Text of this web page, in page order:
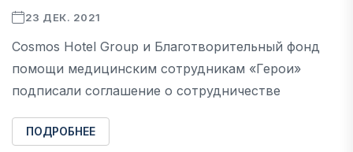
23 ДЕК. 2021
Cosmos Hotel Group и Благотворительный фонд
помощи медицинским сотрудникам «Герои»
подписали соглашение о сотрудничестве
ПОДРОБНЕЕ